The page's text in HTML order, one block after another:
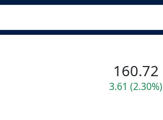
160.72
3.61 (2.30%)